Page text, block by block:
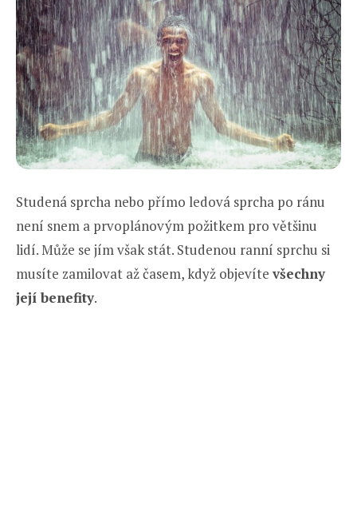
Studená sprcha nebo přímo ledová sprcha po ránu
není snem a prvoplánovým požitkem pro většinu
lidí. Může se jím však stát. Studenou ranní sprchu si
musíte zamilovat až časem, když objevíte všechny
její benefity.